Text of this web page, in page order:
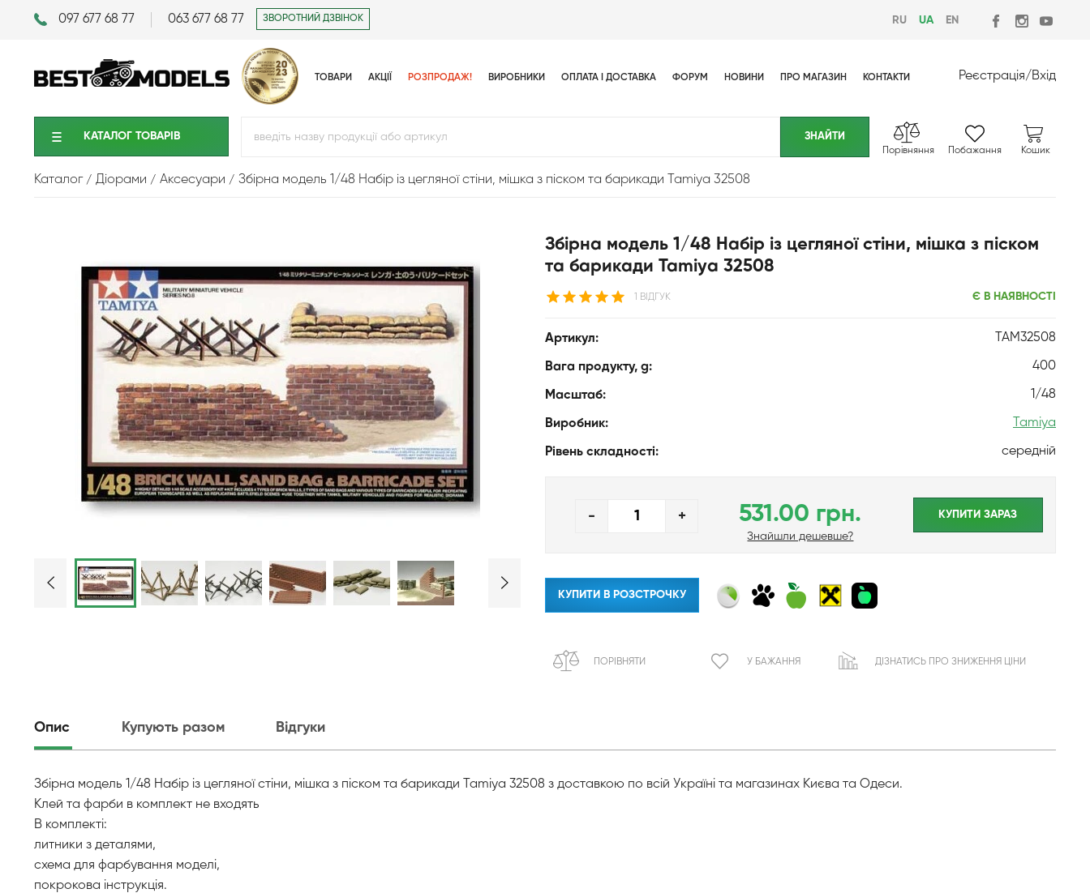
097 677 68 77 063 677 68 77 ЗВОРОТНИЙ ДЗВІНОК RU UA EN
ТОВАРИ АКЦІЇ РОЗПРОДАЖ! ВИРОБНИКИ ОПЛАТА І ДОСТАВКА ФОРУМ НОВИНИ ПРО МАГАЗИН КОНТАКТИ Реєстрація/Вхід
КАТАЛОГ ТОВАРIВ
Порівняння Побажання Кошик
Каталог Діорами Аксесуари Збірна модель 1/48 Набір із цегляної стіни, мішка з піском та барикади Tamiya 32508
Збірна модель 1/48 Набір із цегляної стіни, мішка з піском
та барикади Tamiya 32508
1 ВІДГУК Є В НАЯВНОСТІ
Артикул: TAM32508
Вага продукту, g: 400
Масштаб: 1/48
Виробник: Tamiya
Рівень складності: середній
- + 531.00 грн.
Знайшли дешевше?
КУПИТИ ЗАРАЗ
КУПИТИ В РОЗСТРОЧКУ
ПОРІВНЯТИ У БАЖАННЯ ДІЗНАТИСЬ ПРО ЗНИЖЕННЯ ЦІНИ
Опис Купують разом Відгуки
Збірна модель 1/48 Набір із цегляної стіни, мішка з піском та барикади Tamiya 32508 з доставкою по всій Україні та магазинах Києва та Одеси.
Клей та фарби в комплект не входять
В комплекті:
литники з деталями,
схема для фарбування моделі,
покрокова інструкція.